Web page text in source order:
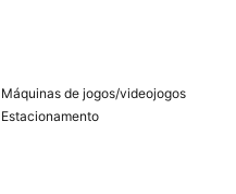
Máquinas de jogos/videojogos
Estacionamento